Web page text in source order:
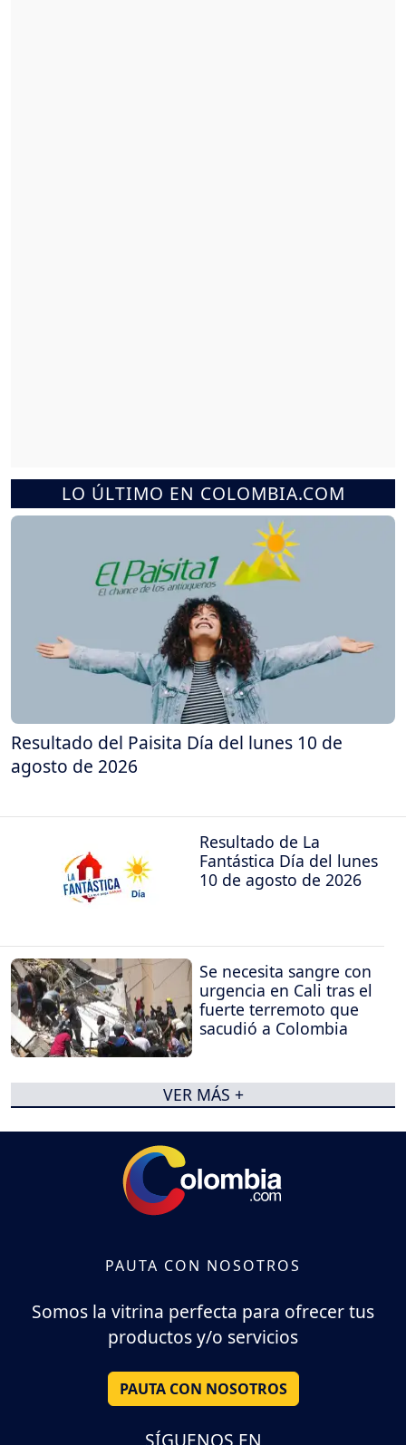
LO ÚLTIMO EN COLOMBIA.COM
Resultado del Paisita Día del lunes 10 de
agosto de 2026
Resultado de La
Fantástica Día del lunes
10 de agosto de 2026
Se necesita sangre con
urgencia en Cali tras el
fuerte terremoto que
sacudió a Colombia
VER MÁS +
PAUTA CON NOSOTROS
Somos la vitrina perfecta para ofrecer tus
productos y/o servicios
PAUTA CON NOSOTROS
SÍGUENOS EN